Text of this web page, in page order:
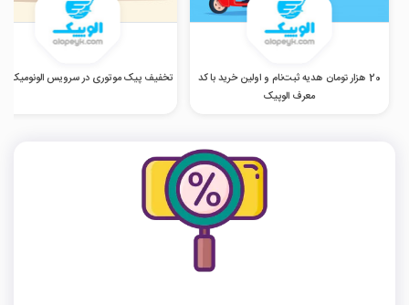
20 هزار تومان هدیه ثبت‌نام و اولین خرید با کد
معرف الوپیک
تخفیف پیک موتوری در سرویس الونومیک